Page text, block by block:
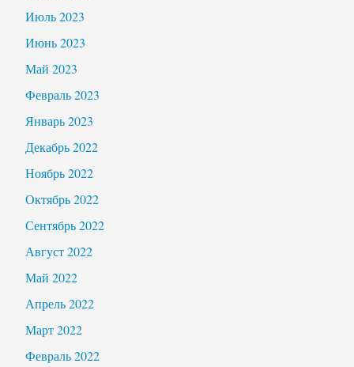
Июль 2023
Июнь 2023
Май 2023
Февраль 2023
Январь 2023
Декабрь 2022
Ноябрь 2022
Октябрь 2022
Сентябрь 2022
Август 2022
Май 2022
Апрель 2022
Март 2022
Февраль 2022